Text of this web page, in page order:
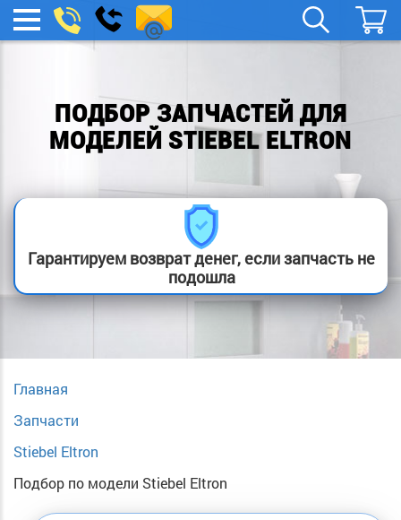
МЕНЮ
boylera@yandex.ru
Заказать
звонок
ПОДБОР ЗАПЧАСТЕЙ ДЛЯ
МОДЕЛЕЙ STIEBEL ELTRON
Гарантируем возврат денег, если запчасть не
подошла
Главная
Запчасти
Stiebel Eltron
Подбор по модели Stiebel Eltron